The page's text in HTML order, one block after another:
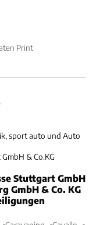
Print
sport auto und Auto
& Co.KG
Stuttgart GmbH
GmbH & Co. KG